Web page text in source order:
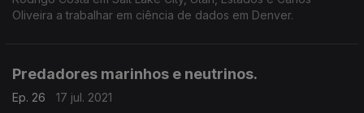
Oliveira a trabalhar em ciência de dados em Denver.
Predadores marinhos e neutrinos.
Ep. 26
17 jul. 2021